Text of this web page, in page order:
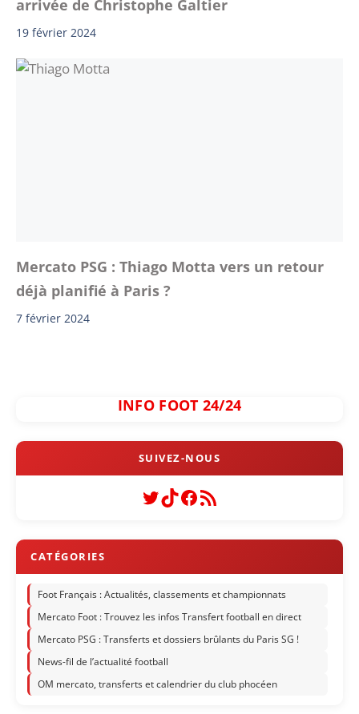
arrivée de Christophe Galtier
19 février 2024
Mercato PSG : Thiago Motta vers un retour
déjà planifié à Paris ?
7 février 2024
INFO FOOT 24/24
Twitter
TikTok
Facebook
Flux RSS
Foot Français : Actualités, classements et championnats
Mercato Foot : Trouvez les infos Transfert football en direct
Mercato PSG : Transferts et dossiers brûlants du Paris SG !
News-fil de l’actualité football
OM mercato, transferts et calendrier du club phocéen